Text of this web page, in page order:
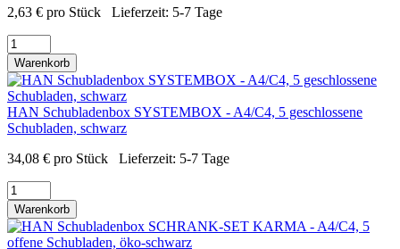
2,63 € pro Stück Lieferzeit: 5-7 Tage
Warenkorb
HAN Schubladenbox SYSTEMBOX - A4/C4, 5 geschlossene
Schubladen, schwarz
34,08 € pro Stück Lieferzeit: 5-7 Tage
Warenkorb